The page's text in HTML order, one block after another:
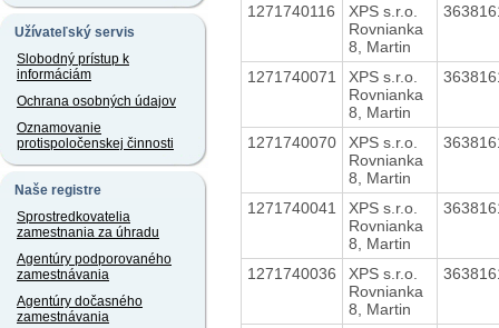
Užívateľský servis
Slobodný prístup k
informáciám
Ochrana osobných údajov
Oznamovanie
protispoločenskej činnosti
Naše registre
Sprostredkovatelia
zamestnania za úhradu
Agentúry podporovaného
zamestnávania
Agentúry dočasného
zamestnávania
1271740116
XPS s.r.o.
Rovnianka
8, Martin
1271740071
XPS s.r.o.
Rovnianka
8, Martin
1271740070
XPS s.r.o.
Rovnianka
8, Martin
1271740041
XPS s.r.o.
Rovnianka
8, Martin
1271740036
XPS s.r.o.
Rovnianka
8, Martin